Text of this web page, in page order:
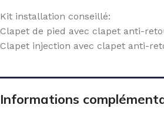
Kit installation conseillé:
Clapet de pied avec clapet anti-
Clapet injection avec clapet anti-
Informations